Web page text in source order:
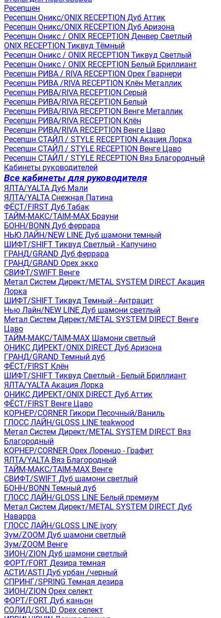
Ресепшен
Ресепшн Оникс/ONIX RECEPTION Дуб Аттик
Ресепшн Оникс/ONIX RECEPTION Дуб Аризона
Ресепшн Оникс / ONIX RECEPTION Денвер Светлый
ONIX RECEPTION Тиквуд Тёмный
Ресепшн Оникс / ONIX RECEPTION Тиквуд Светлый
Ресепшн Оникс / ONIX RECEPTION Белый Бриллиант
Ресепшн РИВА / RIVA RECEPTION Орех Гварнери
Ресепшн РИВА /RIVA RECEPTION Клён Металлик
Ресепшн РИВА/RIVA RECEPTION Серый
Ресепшн РИВА/RIVA RECEPTION Белый
Ресепшн РИВА/RIVA RECEPTION Венге Металлик
Ресепшн РИВА/RIVA RECEPTION Клён
Ресепшн РИВА/RIVA RECEPTION Венге Цаво
Ресепшн СТАЙЛ / STYLE RECEPTION Акация Лорка
Ресепшн СТАЙЛ / STYLE RECEPTION Венге Цаво
Ресепшн СТАЙЛ / STYLE RECEPTION Вяз Благородный
Кабинеты руководителей
Все кабинеты для руководителя
ЯЛТА/YALTA Дуб Мали
ЯЛТА/YALTA Снежная Патина
ФЁСТ/FIRST Дуб Табак
ТАЙМ-МАКС/TAIM-MAX Брауни
БОНН/BONN Дуб феррара
НЬЮ ЛАЙН/NEW LINE Дуб шамони темный
ШИФТ/SHIFT Тиквуд Светлый - Капучино
ГРАНД/GRAND Дуб феррара
ГРАНД/GRAND Орех экко
СВИФТ/SWIFT Венге
Метал Систем Директ/METAL SYSTEM DIRECT Акация
Лорка
ШИФТ/SHIFT Тиквуд Темный - Антрацит
Нью Лайн/NEW LINE Дуб шамони светлый
Метал Систем Директ/METAL SYSTEM DIRECT Венге
Цаво
ТАЙМ-МАКС/TAIM-MAX Шамони светлый
ОНИКС ДИРЕКТ/ONIX DIRECT Дуб Аризона
ГРАНД/GRAND Темный дуб
ФЁСТ/FIRST Клён
ШИФТ/SHIFT Тиквуд Светлый - Белый Бриллиант
ЯЛТА/YALTA Акация Лорка
ОНИКС ДИРЕКТ/ONIX DIRECT Дуб Аттик
ФЁСТ/FIRST Венге Цаво
КОРНЕР/CORNER Гикори Песочный/Ваниль
ГЛОСС ЛАЙН/GLOSS LINE teakwood
Метал Систем Директ/METAL SYSTEM DIRECT Вяз
Благородный
КОРНЕР/CORNER Орех Лоренцо - Графит
ЯЛТА/YALTA Вяз Благородный
ТАЙМ-МАКС/TAIM-MAX Венге
СВИФТ/SWIFT Дуб шамони светлый
БОНН/BONN Темный дуб
ГЛОСС ЛАЙН/GLOSS LINE Белый премиум
Метал Систем Директ/METAL SYSTEM DIRECT Дуб
Наварра
ГЛОСС ЛАЙН/GLOSS LINE ivory
Зум/ZOOM Дуб шамони светлый
Зум/ZOOM Венге
ЗИОН/ZION Дуб шамони светлый
ФОРТ/FORT Дезира темная
АСТИ/ASTI Дуб урбан /черный
СПРИНГ/SPRING Темная дезира
ЗИОН/ZION Орех селект
ФОРТ/FORT Дуб каньон
СОЛИД/SOLID Орех селект